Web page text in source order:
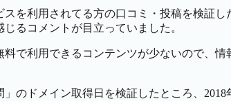
を利用されてる方の口コミ・投稿を検証し
るコメントが目立っていました。
料で利用できるコンテンツが少ないので、
のドメイン取得日を検証したところ、